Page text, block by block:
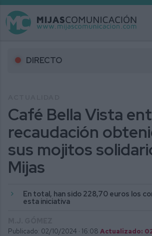
DIRECTO
Café Bella Vista
recaudación
sus mojitos
Mijas
En total, han sido 228,70 euros los
esta iniciativa
Publicado: 02/10/2024 · 16:08 Actualizado: